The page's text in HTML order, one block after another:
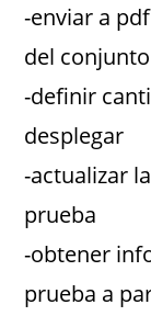
-enviar a
del
-definir
desplegar
-actualizar
prueba
-obtener
prueba a